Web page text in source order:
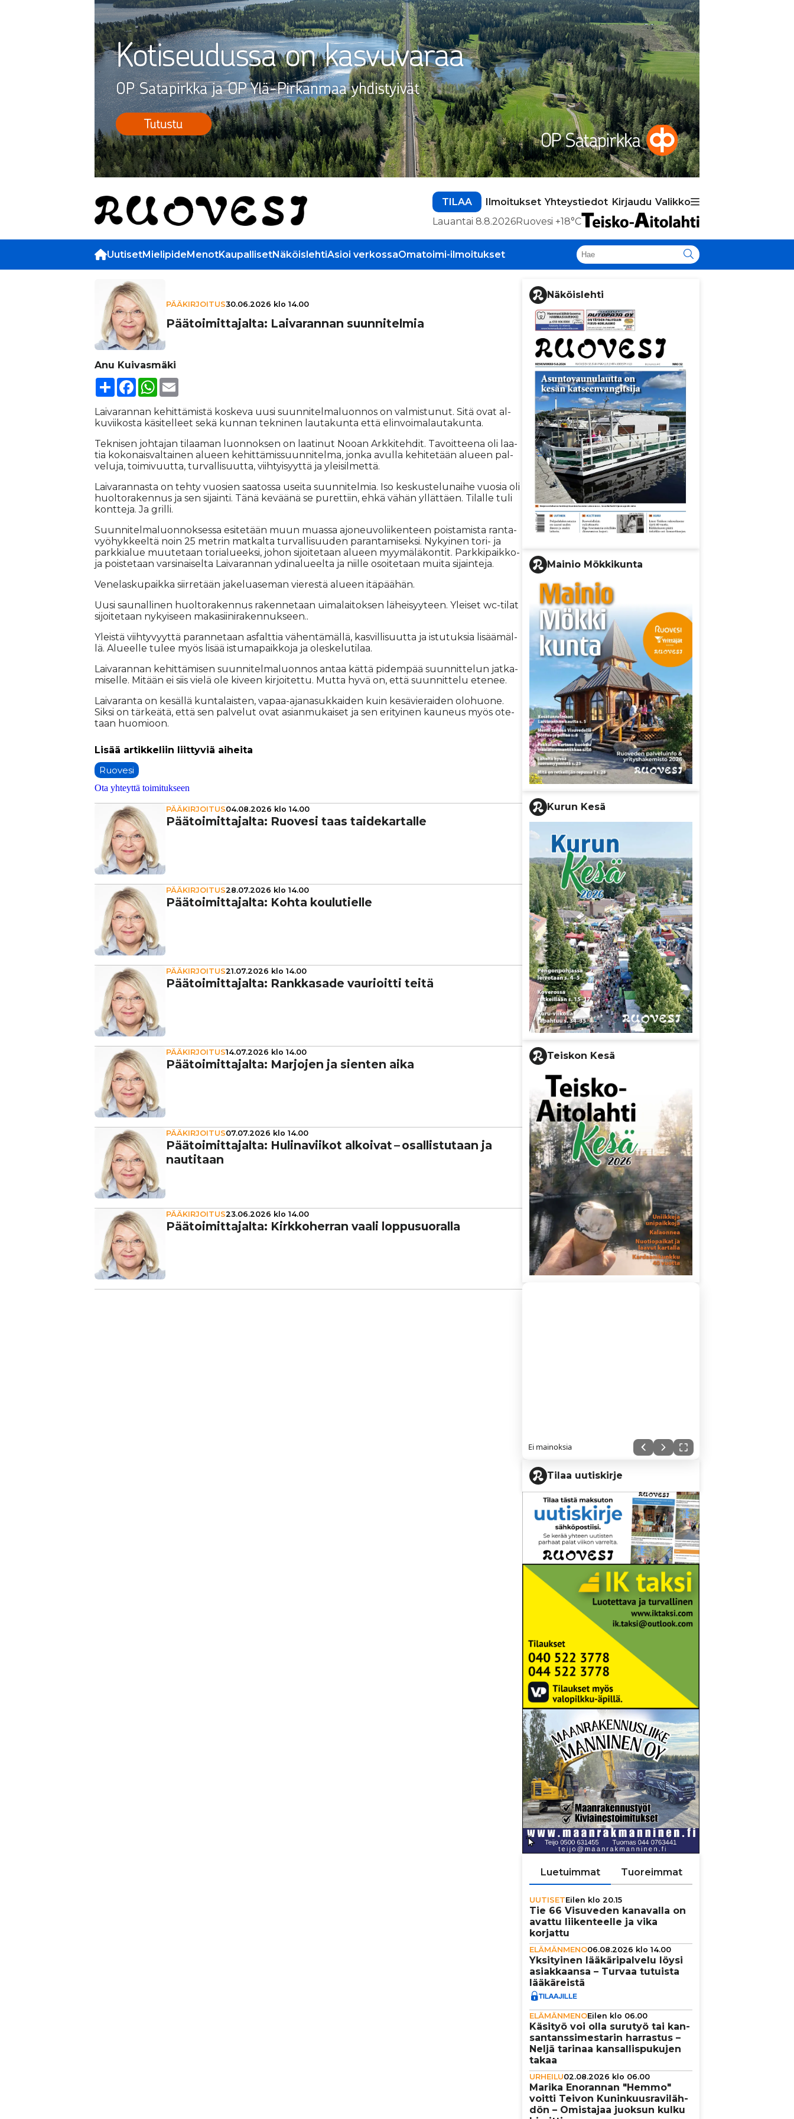
TILAA Ilmoitukset Yhteystiedot Kirjaudu Valikko
Lauantai 8.8.2026Ruovesi +18°C
UutisetMielipideMenotKaupallisetNäköislehtiAsioi verkossaOmatoimi-ilmoitukset
PÄÄKIRJOITUS30.06.2026 klo 14.00
Pää­toi­mit­ta­jalta: Lai­va­ran­nan suun­ni­tel­mia
Anu Kuivasmäki
Share FacebookWhatsApp
Lai­va­ran­nan ke­hit­tä­mis­tä kos­ke­va uu­si suun­ni­tel­ma­luon­nos on val­mis­tu­nut. Sitä ovat al­
ku­vii­kos­ta kä­si­tel­leet sekä kun­nan tek­ni­nen lau­ta­kun­ta et­tä elin­voi­ma­lau­ta­kun­ta.
Tek­ni­sen joh­ta­jan ti­laa­man luon­nok­sen on laa­ti­nut Noo­an Ark­ki­teh­dit. Ta­voit­tee­na oli laa­
tia ko­ko­nais­val­tai­nen alu­een ke­hit­tä­mis­suun­ni­tel­ma, jon­ka avul­la ke­hi­te­tään alu­een pal­
ve­lu­ja, toi­mi­vuut­ta, tur­val­li­suut­ta, viih­tyi­syyt­tä ja ylei­sil­met­tä.
Lai­va­ran­nas­ta on teh­ty vuo­sien saa­tos­sa usei­ta suun­ni­tel­mia. Iso kes­kus­te­lu­nai­he vuo­sia oli
huol­to­ra­ken­nus ja sen si­jain­ti. Tänä ke­vää­nä se pu­ret­tiin, eh­kä vä­hän yl­lät­tä­en. Ti­lal­le tuli
kont­te­ja. Ja gril­li.
Suun­ni­tel­ma­luon­nok­ses­sa esi­te­tään muun mu­as­sa ajo­neu­vo­lii­ken­teen pois­ta­mis­ta ran­ta­
vyö­hyk­keel­tä noin 25 met­rin mat­kal­ta tur­val­li­suu­den pa­ran­ta­mi­sek­si. Ny­kyi­nen tori- ja
park­ki­a­lue muu­te­taan to­ri­a­lu­eek­si, jo­hon si­joi­te­taan alu­een myy­mä­lä­kon­tit. Park­ki­paik­ko­
ja pois­te­taan var­si­nai­sel­ta Lai­va­ran­nan ydi­na­lu­eel­ta ja niil­le osoi­te­taan mui­ta si­jain­te­ja.
Ve­ne­las­ku­paik­ka siir­re­tään ja­ke­lu­a­se­man vie­res­tä alu­een itä­pää­hän.
Uu­si sau­nal­li­nen huol­to­ra­ken­nus ra­ken­ne­taan ui­ma­lai­tok­sen lä­hei­syy­teen. Ylei­set wc-ti­lat
si­joi­te­taan ny­kyi­seen ma­ka­sii­ni­ra­ken­nuk­seen..
Yleis­tä viih­ty­vyyt­tä pa­ran­ne­taan as­falt­tia vä­hen­tä­mäl­lä, kas­vil­li­suut­ta ja is­tu­tuk­sia li­sää­mäl­
lä. Alu­eel­le tu­lee myös li­sää is­tu­ma­paik­ko­ja ja oles­ke­lu­ti­laa.
Lai­va­ran­nan ke­hit­tä­mi­sen suun­ni­tel­ma­luon­nos an­taa kät­tä pi­dem­pää suun­nit­te­lun jat­ka­
mi­sel­le. Mi­tään ei siis vie­lä ole ki­veen kir­joi­tet­tu. Mut­ta hyvä on, et­tä suun­nit­te­lu ete­nee.
Lai­va­ran­ta on ke­säl­lä kun­ta­lais­ten, va­paa-aja­na­suk­kai­den kuin ke­sä­vie­rai­den olo­huo­ne.
Sik­si on tär­ke­ä­tä, et­tä sen pal­ve­lut ovat asi­an­mu­kai­set ja sen eri­tyi­nen kau­neus myös ote­
taan huo­mi­oon.
Ruovesi
Ota yhteyttä toimitukseen
PÄÄKIRJOITUS04.08.2026 klo 14.00
Pää­toi­mit­ta­jalta: Ruovesi taas tai­de­kar­talle
PÄÄKIRJOITUS28.07.2026 klo 14.00
Pää­toi­mit­ta­jalta: Kohta kou­lu­tielle
PÄÄKIRJOITUS21.07.2026 klo 14.00
Pää­toi­mit­ta­jalta: Rank­ka­sade vau­ri­oitti teitä
PÄÄKIRJOITUS14.07.2026 klo 14.00
Pää­toi­mit­ta­jalta: Marjojen ja sienten aika
PÄÄKIRJOITUS07.07.2026 klo 14.00
Pää­toi­mit­ta­jalta: Huli­na­vii­kot alkoivat – osal­lis­tu­taan ja
nautitaan
PÄÄKIRJOITUS23.06.2026 klo 14.00
Pää­toi­mit­ta­jalta: Kirk­ko­her­ran vaali lop­pu­suo­ralla
Näköislehti
Mainio Mökkikunta
Kurun Kesä
Teiskon Kesä
Ei mainoksia
Tilaa uutiskirje
Luetuimmat Tuoreimmat
UUTISETEilen klo 20.15
Tie 66 Visuveden kanavalla on
avattu lii­ken­teelle ja vika
korjattu
ELÄMÄNMENO06.08.2026 klo 14.00
Yksi­tyi­nen lää­kä­ri­pal­velu löysi
asi­ak­kaansa – Turvaa tutuista
lää­kä­reistä
ELÄMÄNMENOEilen klo 06.00
Käsityö voi olla surutyö tai kan­
san­tans­si­mes­ta­rin harrastus –
Neljä tarinaa kan­sal­lis­pu­ku­jen
takaa
URHEILU02.08.2026 klo 06.00
Marika Enorannan "Hemmo"
voitti Teivon Kunin­kuus­ra­vi­läh­
dön – Omistajaa juoksun kulku